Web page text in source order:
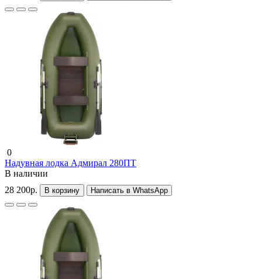
0
Надувная лодка Адмирал 280ПТ
В наличии
28 200р.
В корзину Написать в WhatsApp